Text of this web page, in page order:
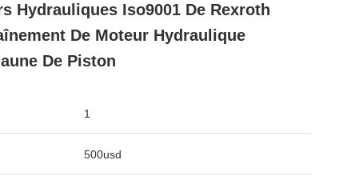
Hydrauliques Iso9001 De Rexroth
De Moteur Hydraulique
De Piston
1
500usd